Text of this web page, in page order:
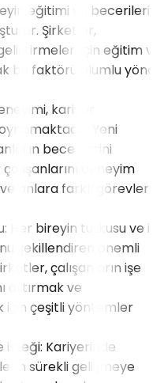
eğitimi ve becerileri,
Şirketler,
için eğitim ve
bu faktörü olumlu yönde
kariyer
Yeni
becerilerini
deneyim
onlara farklı görevler
Her bireyin tutkusu ve iş
şekillendiren önemli
çalışanların işe
artırmak ve
için çeşitli yöntemler
isteği: Kariyerinde
sürekli gelişmeye